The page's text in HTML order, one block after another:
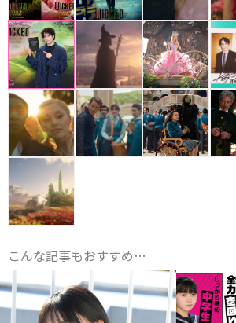
こんな記事もおすすめ…